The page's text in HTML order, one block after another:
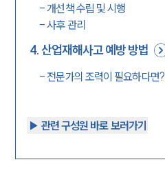
-개선책 수립 및 시행
-사후 관리
4.산업재해사고 예방 방법
- 전문가의 조력이 필요하다면?
▶︎ 관련 구성원 바로 보러가기